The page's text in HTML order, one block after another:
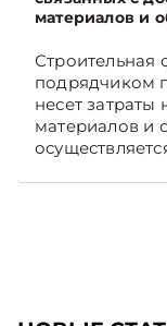
материалов и
Строительная
подрядчиком
несет затраты
материалов и